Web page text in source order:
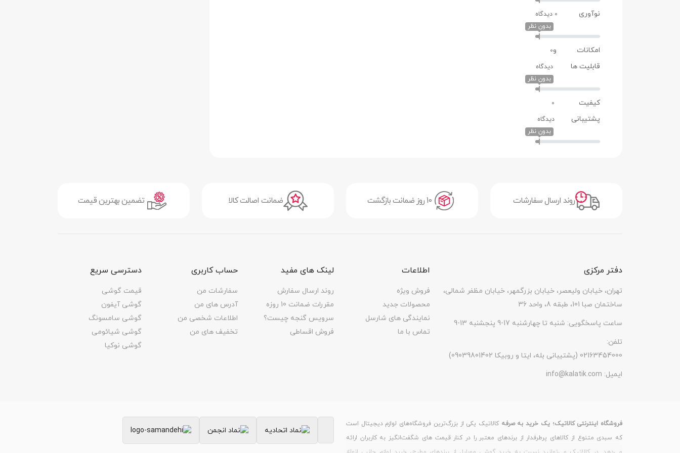
نوآوری 0 دیدگاه
بدون نظر
امکانات و
قابلیت ها
0
دیدگاه
بدون نظر
کیفیت
پشتیبانی
0
دیدگاه
بدون نظر
روند ارسال سفارشات 10 روز ضمانت بازگشت ضمانت اصالت کالا تضمین بهترین قیمت
دفتر مرکزی
تهران، خیابان ولیعصر، خیابان بزرگمهر، خیابان مظفر شمالی،
ساختمان صبا 101، طبقه 8، واحد 36
ساعت پاسخگویی: شنبه تا چهارشنبه 17-9 پنجشنبه 13-9
تلفن:
(پشتیبانی بله، ایتا و روبیکا 09039801402) 02163454000
ایمیل: info@kalatik.com
اطلاعات
فروش ویژه
محصولات جدید
نمایندگی های شارسل
تماس با ما
لینک های مفید
روند ارسال سفارش
مقررات ضمانت 10 روزه
سرویس گنجه چیست؟
فروش اقساطی
حساب کاربری
سفارشات من
آدرس های من
اطلاعات شخصی من
تخفیف های من
دسترسی سریع
قیمت گوشی
گوشی آیفون
گوشی سامسونگ
گوشی شیائومی
گوشی نوکیا
فروشگاه اینترنتی کالاتیک؛ یک خرید به صرفه کالاتیک یکی از بزرگ‌ترین فروشگاه‌های لوازم دیجیتال است
که سبدی متنوع از کالاهای پرطرفدار از برندهای معتبر را در کنار قیمت های شگفت‌انگیز به کاربران ارائه